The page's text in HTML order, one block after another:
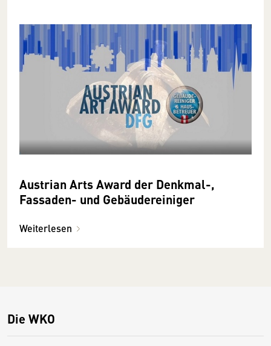
Austrian Arts Award der Denkmal-,
Fassaden- und Gebäudereiniger
Weiterlesen
Die WKO